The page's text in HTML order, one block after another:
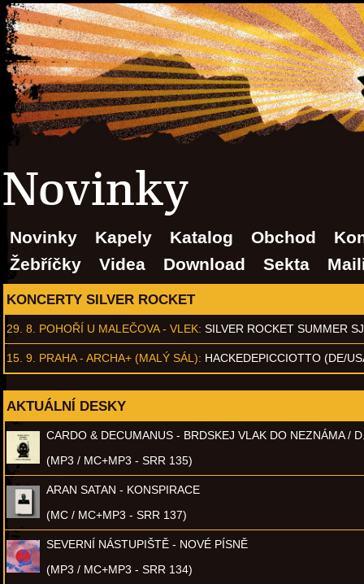
Novinky
Novinky Kapely Katalog Obchod
Žebříčky
Videa Download Sekta
KONCERTY SILVER ROCKET
29. 8. POHOŘÍ U MALEČOVA - VLEK: SILVER ROCKET SUMMER
15. 9. PRAHA - ARCHA+ (MALÝ SÁL): HACKEDEPICCIOTTO (DE/
AKTUÁLNÍ DESKY
CARDO & DECUMANUS - BRDSKEJ VLAK DO NEZNÁMA /
(MP3 / MC+MP3 - SRR 135)
ARAN SATAN - KONSPIRACE
(MC / MC+MP3 - SRR 137)
SEVERNÍ NÁSTUPIŠTĚ - NOVÉ PÍSNĚ
(MP3 / MC+MP3 - SRR 134)